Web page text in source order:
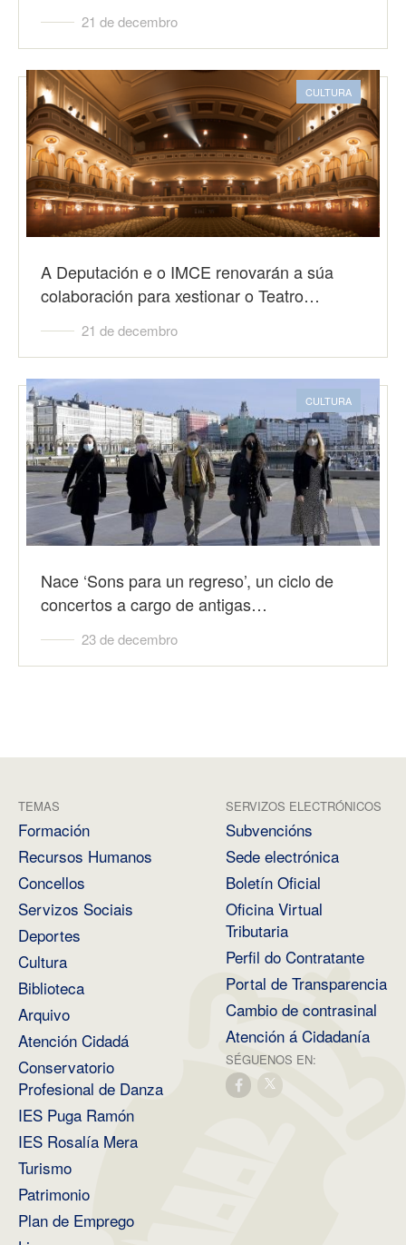
21 de decembro
CULTURA
A Deputación e o IMCE renovarán a súa
colaboración para xestionar o Teatro…
21 de decembro
CULTURA
Nace ‘Sons para un regreso’, un ciclo de
concertos a cargo de antigas…
23 de decembro
TEMAS
Formación
Recursos Humanos
Concellos
Servizos Sociais
Deportes
Cultura
Biblioteca
Arquivo
Atención Cidadá
Conservatorio
Profesional de Danza
IES Puga Ramón
IES Rosalía Mera
Turismo
Patrimonio
Plan de Emprego
SERVIZOS ELECTRÓNICOS
Subvencións
Sede electrónica
Boletín Oficial
Oficina Virtual
Tributaria
Perfil do Contratante
Portal de Transparencia
Cambio de contrasinal
Atención á Cidadanía
SÉGUENOS EN: